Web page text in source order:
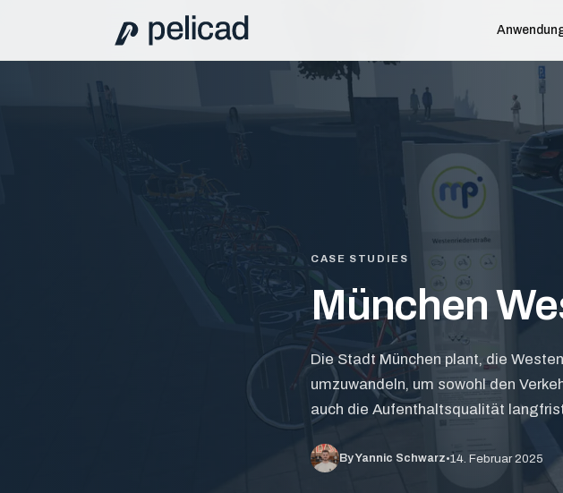
CASE STUDIES
München
Die Stadt München plant, die
umzuwandeln, um sowohl den
auch die Aufenthaltsqualität
By Yannic Schwarz•14. Februar 2025